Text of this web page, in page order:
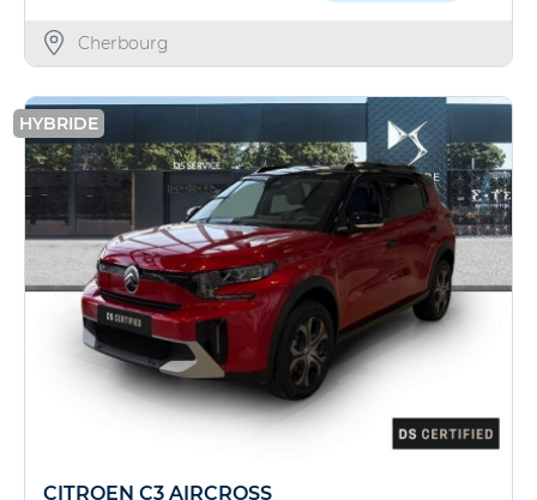
Cherbourg
HYBRIDE
CITROEN C3 AIRCROSS